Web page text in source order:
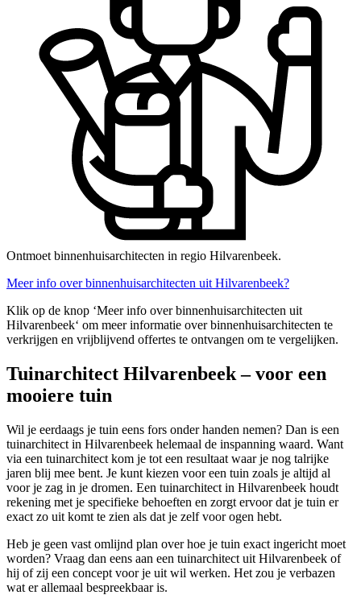
Ontmoet binnenhuisarchitecten in regio Hilvarenbeek.
Meer info over binnenhuisarchitecten uit Hilvarenbeek?
Klik op de knop ‘Meer info over binnenhuisarchitecten uit
Hilvarenbeek‘ om meer informatie over binnenhuisarchitecten te
verkrijgen en vrijblijvend offertes te ontvangen om te vergelijken.
Tuinarchitect Hilvarenbeek – voor een
mooiere tuin
Wil je eerdaags je tuin eens fors onder handen nemen? Dan is een
tuinarchitect in Hilvarenbeek helemaal de inspanning waard. Want
via een tuinarchitect kom je tot een resultaat waar je nog talrijke
jaren blij mee bent. Je kunt kiezen voor een tuin zoals je altijd al
voor je zag in je dromen. Een tuinarchitect in Hilvarenbeek houdt
rekening met je specifieke behoeften en zorgt ervoor dat je tuin er
exact zo uit komt te zien als dat je zelf voor ogen hebt.
Heb je geen vast omlijnd plan over hoe je tuin exact ingericht moet
worden? Vraag dan eens aan een tuinarchitect uit Hilvarenbeek of
hij of zij een concept voor je uit wil werken. Het zou je verbazen
wat er allemaal bespreekbaar is.